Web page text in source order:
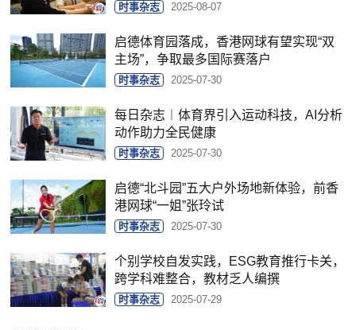
时事杂志 2025-08-07
启德体育园落成，香港网球有望实现“双
主场”，争取最多国际赛落户
时事杂志 2025-07-30
每日杂志︱体育界引入运动科技，AI分析
动作助力全民健康
时事杂志 2025-07-30
启德“北斗园”五大户外场地新体验，前香
港网球“一姐”张玲试
时事杂志 2025-07-30
个别学校自发实践，ESG教育推行卡关，
跨学科难整合，教材乏人编撰
时事杂志 2025-07-29